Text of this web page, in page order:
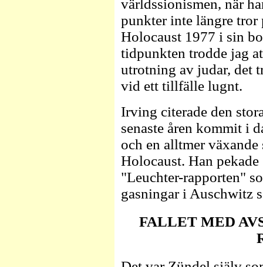
världssionismen, när
punkter inte längre tror
Holocaust 1977 i sin
tidpunkten trodde jag
utrotning av judar, det
vid ett tillfälle lugnt.
Irving citerade den
senaste åren kommit i
och en alltmer
Holocaust. Han
"Leuchter-rapporten"
gasningar i Auschwitz
FALLET MED